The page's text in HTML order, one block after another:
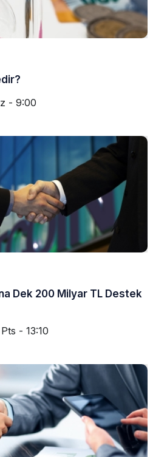
- 9:00
Dek 200 Milyar TL Destek
- 13:10